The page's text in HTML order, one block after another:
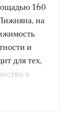
160
на
и
для тех,
в